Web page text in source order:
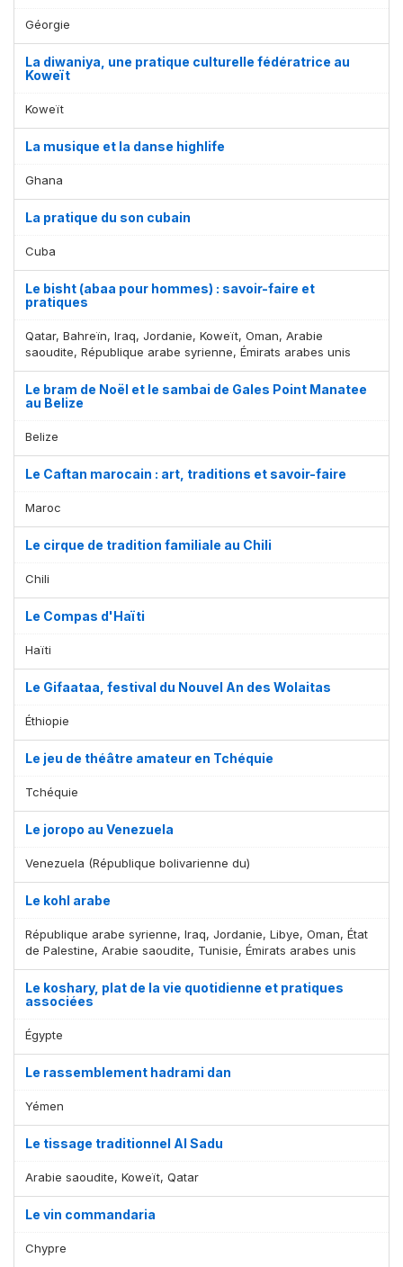
Géorgie
La diwaniya, une pratique culturelle fédératrice au
Koweït
Koweït
La musique et la danse highlife
Ghana
La pratique du son cubain
Cuba
Le bisht (abaa pour hommes) : savoir-faire et
pratiques
Qatar, Bahreïn, Iraq, Jordanie, Koweït, Oman, Arabie
saoudite, République arabe syrienne, Émirats arabes unis
Le bram de Noël et le sambai de Gales Point Manatee
au Belize
Belize
Le Caftan marocain : art, traditions et savoir-faire
Maroc
Le cirque de tradition familiale au Chili
Chili
Le Compas d'Haïti
Haïti
Le Gifaataa, festival du Nouvel An des Wolaitas
Éthiopie
Le jeu de théâtre amateur en Tchéquie
Tchéquie
Le joropo au Venezuela
Venezuela (République bolivarienne du)
Le kohl arabe
République arabe syrienne, Iraq, Jordanie, Libye, Oman, État
de Palestine, Arabie saoudite, Tunisie, Émirats arabes unis
Le koshary, plat de la vie quotidienne et pratiques
associées
Égypte
Le rassemblement hadrami dan
Yémen
Le tissage traditionnel Al Sadu
Arabie saoudite, Koweït, Qatar
Le vin commandaria
Chypre